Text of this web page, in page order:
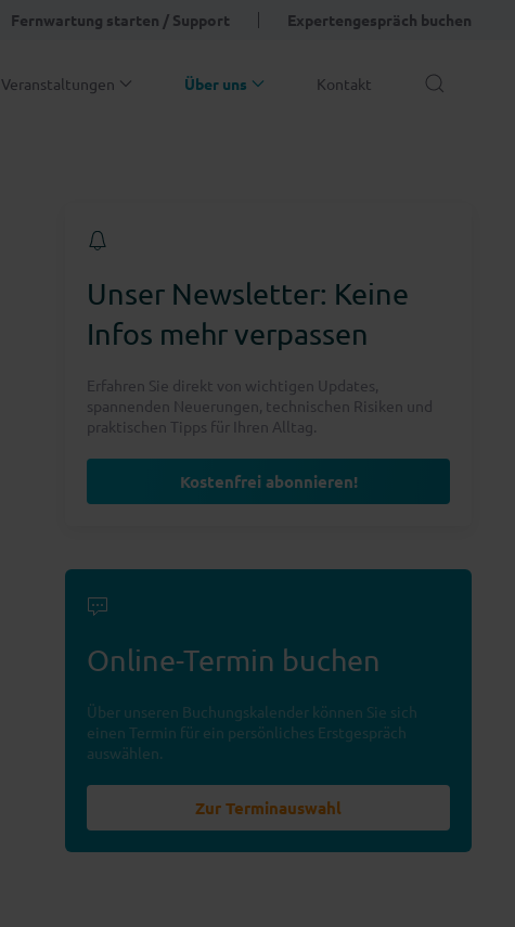
Fernwartung starten / Support Expertengespräch buchen
Veranstaltungen Über uns Kontakt
Unser Newsletter: Keine
Infos mehr verpassen
Erfahren Sie direkt von wichtigen Updates,
spannenden Neuerungen, technischen Risiken und
praktischen Tipps für Ihren Alltag.
Kostenfrei abonnieren!
Online-Termin buchen
Über unseren Buchungskalender können Sie sich
einen Termin für ein persönliches Erstgespräch
auswählen.
Zur Terminauswahl